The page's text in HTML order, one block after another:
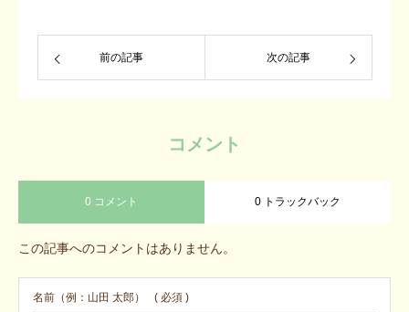
前の記事 次の記事
コメント
0 コメント 0 トラックバック
この記事へのコメントはありません。
名前（例：山田 太郎） ( 必須 )